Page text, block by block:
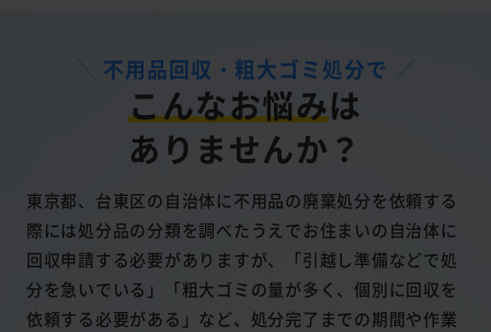
不用品回収・粗大ゴミ処分で
こんなお悩みは
ありませんか？
東京都、台東区の自治体に不用品の廃棄処分を依頼する
際には処分品の分類を調べたうえでお住まいの自治体に
回収申請する必要がありますが、「引越し準備などで処
分を急いでいる」「粗大ゴミの量が多く、個別に回収を
依頼する必要がある」など、処分完了までの期間や作業